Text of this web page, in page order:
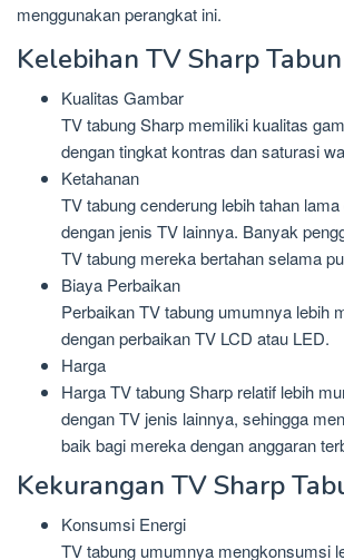
menggunakan perangkat ini.
Kelebihan TV Sharp Tabun
Kualitas Gambar
TV tabung Sharp memiliki kualitas
dengan tingkat kontras dan saturasi
Ketahanan
TV tabung cenderung lebih tahan
dengan jenis TV lainnya. Banyak
TV tabung mereka bertahan selama
Biaya Perbaikan
Perbaikan TV tabung umumnya lebih
dengan perbaikan TV LCD atau LED.
Harga
Harga TV tabung Sharp relatif lebih
dengan TV jenis lainnya, sehingga
baik bagi mereka dengan anggaran
Kekurangan TV Sharp
Konsumsi Energi
TV tabung umumnya mengkonsumsi